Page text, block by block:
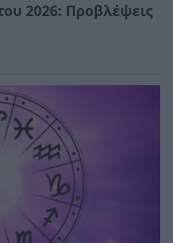
2026: Προβλέψεις